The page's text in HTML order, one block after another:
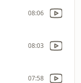
08:06
08:03
07:58